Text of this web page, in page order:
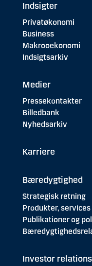
Indsigter
Privatøkonomi
Business
Makrooekonomi
Indsigtsarkiv
Medier
Pressekontakter
Billedbank
Nyhedsarkiv
Karriere
Bæredygtighed
Strategisk retning
Produkter,
Publikationer og
Investor relations